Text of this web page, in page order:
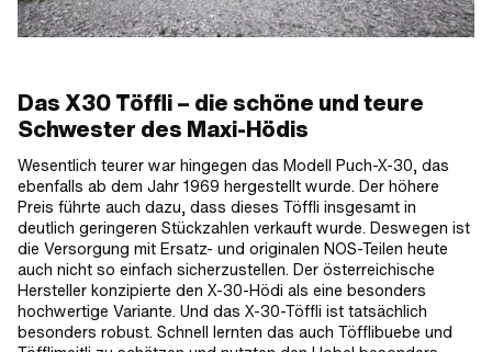
Das X30 Töffli – die schöne und teure
Schwester des Maxi-Hödis
Wesentlich teurer war hingegen das Modell Puch-X-30, das
ebenfalls ab dem Jahr 1969 hergestellt wurde. Der höhere
Preis führte auch dazu, dass dieses Töffli insgesamt in
deutlich geringeren Stückzahlen verkauft wurde. Deswegen ist
die Versorgung mit Ersatz- und originalen NOS-Teilen heute
auch nicht so einfach sicherzustellen. Der österreichische
Hersteller konzipierte den X-30-Hödi als eine besonders
hochwertige Variante. Und das X-30-Töffli ist tatsächlich
besonders robust. Schnell lernten das auch Töfflibuebe und